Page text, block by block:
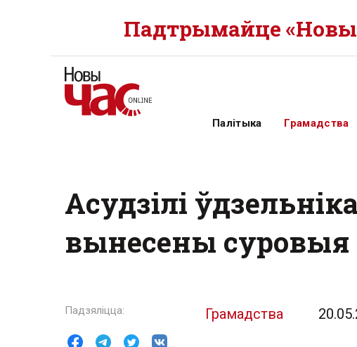
Падтрымайце «Новы
Палітыка Грамадства
Асудзілі
вынесены
Грамадства